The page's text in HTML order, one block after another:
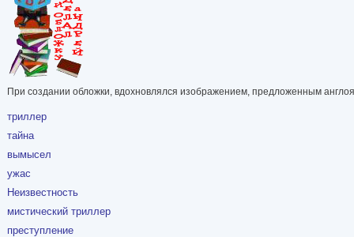
При создании обложки, вдохновлялся изображением, предложенным
триллер
тайна
вымысел
ужас
Неизвестность
мистический триллер
преступление